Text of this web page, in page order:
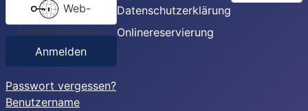
Web-
Authentifizierung
Anmelden
Passwort vergessen?
Benutzername
Datenschutzerklärung
Onlinereservierung
Type 2 or